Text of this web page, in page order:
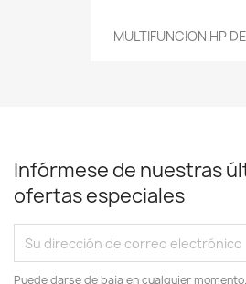
MULTIFUNCION HP
Infórmese de nuestras
ofertas especiales
Puede darse de baja en cualquier